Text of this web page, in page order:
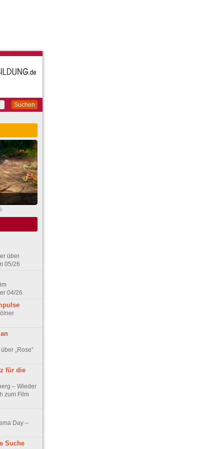
Suchen
über
05/26
04/26
„Rose“
für die
– Wieder
zum Film
Day –
Suche